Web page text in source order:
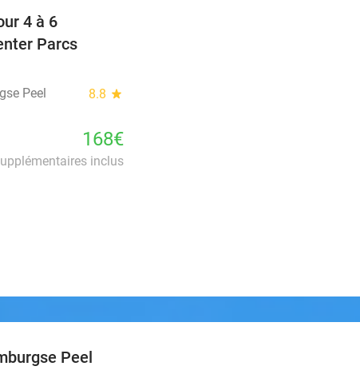
4 à 6
Parcs
Peel 8.8 star
168€
inclus
Peel